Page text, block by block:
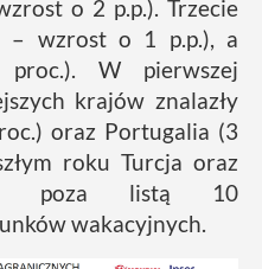
o 2 p.p.). Trzecie
– wzrost o 1 p.p.), a
W pierwszej
krajów znalazły
oraz Portugalia (3
roku Turcja oraz
poza listą 10
wakacyjnych.